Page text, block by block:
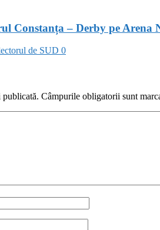
Constanța – Derby pe Arena
de SUD 0
publicată. Câmpurile obligatorii sunt